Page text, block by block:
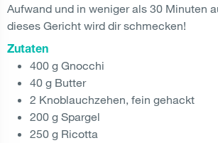
Aufwand und in weniger als 30 Minuten
dieses Gericht wird dir schmecken!
Zutaten
400 g Gnocchi
40 g Butter
2 Knoblauchzehen, fein gehackt
200 g Spargel
250 g Ricotta